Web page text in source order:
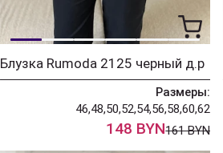
Блузка Rumoda 2125 черный д.р
Размеры:
46,48,50,52,54,56,58,60,62
148 BYN161 BYN